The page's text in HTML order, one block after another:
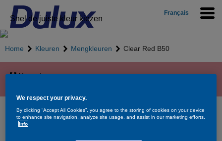
Français
Snel de juiste kleur kiezen
Home Kleuren Mengkleuren Clear Red B50
Vergroten
Clear Red B50
We respect your privacy.
By clicking “Accept All Cookies”, you agree to the storing of cookies on your device
to enhance site navigation, analyze site usage, and assist in our marketing efforts.
Info